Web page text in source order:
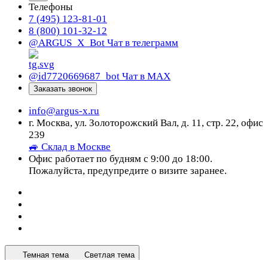
Телефоны
7 (495) 123-81-01
8 (800) 101-32-12
@ARGUS_X_Bot Чат в телеграмм
@id7720669687_bot Чат в МАХ
Заказать звонок
info@argus-x.ru
г. Москва, ул. Золоторожский Вал, д. 11, стр. 22, офис
239
🚙 Склад в Москве
Офис работает по будням с 9:00 до 18:00.
Пожалуйста, предупредите о визите заранее.
Темная тема Светлая тема